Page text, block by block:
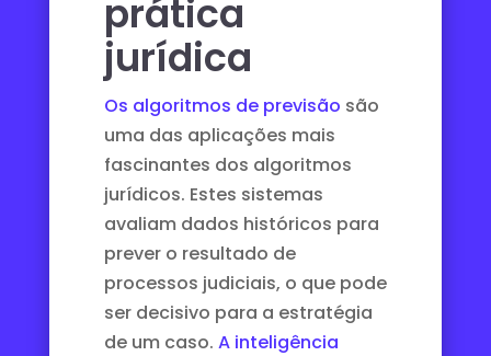
prática
jurídica
Os algoritmos de previsão são
uma das aplicações mais
fascinantes dos algoritmos
jurídicos. Estes sistemas
avaliam dados históricos para
prever o resultado de
processos judiciais, o que pode
ser decisivo para a estratégia
de um caso. A inteligência